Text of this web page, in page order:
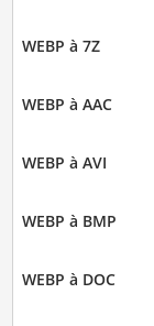
WEBP à 7Z
WEBP à AAC
WEBP à AVI
WEBP à BMP
WEBP à DOC